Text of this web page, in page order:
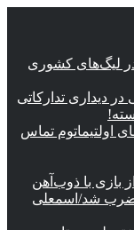
در لیگ‌های کشوری
دیداری تدارکاتی
اولتیماتوم تماس
بازی با ذوب‌آهن
ضرب شد/اسمعلی